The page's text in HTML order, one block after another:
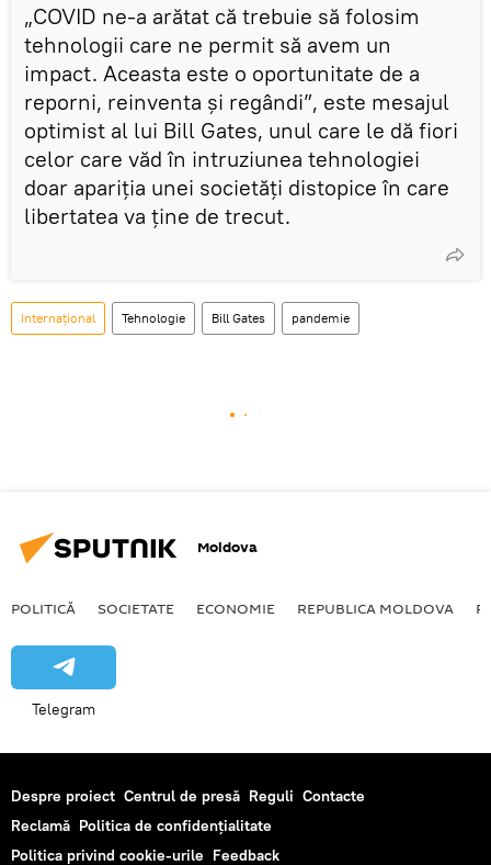
„COVID ne-a arătat că trebuie să folosim
tehnologii care ne permit să avem un
impact. Aceasta este o oportunitate de a
reporni, reinventa şi regândi”, este mesajul
optimist al lui Bill Gates, unul care le dă fiori
celor care văd în intruziunea tehnologiei
doar apariția unei societăți distopice în care
libertatea va ține de trecut.
Internațional Tehnologie Bill Gates pandemie
Moldova
POLITICĂ SOCIETATE ECONOMIE REPUBLICA MOLDOVA
Telegram
Despre proiect Centrul de presă Reguli Contacte
Reclamă Politica de confidențialitate
Politica privind cookie-urile Feedback